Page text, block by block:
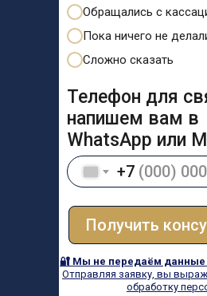
🔐 Мы не передаём данные
Отправляя заявку, вы
обработку
Обращались с
Пока ничего не
Сложно сказать
Телефон для
напишем вам в
WhatsApp или
+7
Получить